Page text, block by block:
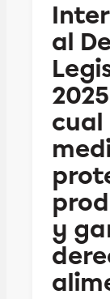
al
cual
y